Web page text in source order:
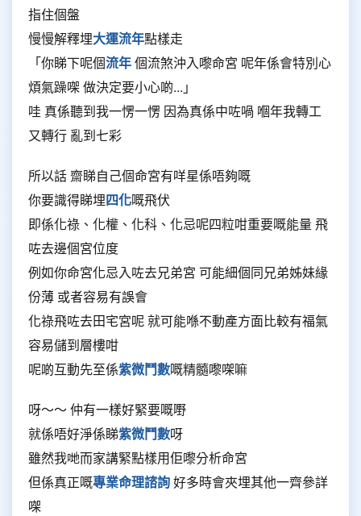
指住個盤
慢慢解釋埋大運流年點樣走
「你睇下呢個流年個流煞沖入嚟命宮 呢年係會特別心
煩氣躁㗎 做決定要小心啲...」
哇 真係聽到我一愣一愣 因為真係中咗喎 嗰年我轉工
又轉行 亂到七彩
所以話 齋睇自己個命宮有咩星係唔夠嘅
你要識得睇埋四化嘅飛伏
即係化祿、化權、化科、化忌呢四粒咁重要嘅能量 飛
咗去邊個宮位度
例如你命宮化忌入咗去兄弟宮 可能細個同兄弟姊妹緣
份薄 或者容易有誤會
化祿飛咗去田宅宮呢 就可能喺不動產方面比較有福氣
容易儲到層樓咁
呢啲互動先至係紫微鬥數嘅精髓嚟㗎嘛
呀～～ 仲有一樣好緊要嘅嘢
就係唔好淨係睇紫微鬥數呀
雖然我哋而家講緊點樣用佢嚟分析命宮
但係真正嘅專業命理諮詢好多時會夾埋其他一齊參詳
㗎